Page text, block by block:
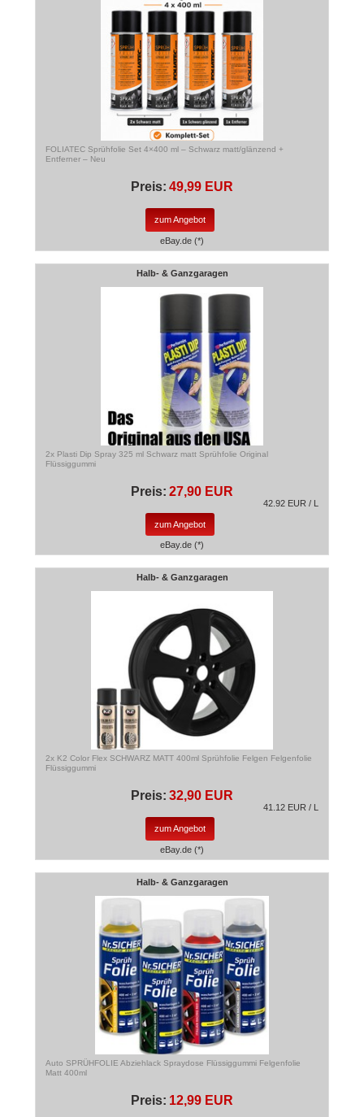
FOLIATEC Sprühfolie Set 4×400 ml – Schwarz matt/glänzend +
Entferner – Neu
Preis: 49,99 EUR
zum Angebot
eBay.de (*)
Halb- & Ganzgaragen
2x Plasti Dip Spray 325 ml Schwarz matt Sprühfolie Original
Flüssiggummi
Preis: 27,90 EUR
42.92 EUR / L
zum Angebot
eBay.de (*)
Halb- & Ganzgaragen
2x K2 Color Flex SCHWARZ MATT 400ml Sprühfolie Felgen Felgenfolie
Flüssiggummi
Preis: 32,90 EUR
41.12 EUR / L
zum Angebot
eBay.de (*)
Halb- & Ganzgaragen
Auto SPRÜHFOLIE Abziehlack Spraydose Flüssiggummi Felgenfolie
Matt 400ml
Preis: 12,99 EUR